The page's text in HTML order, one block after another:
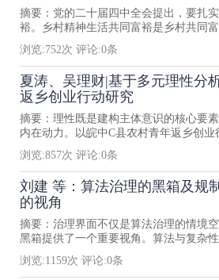
摘要：党的二十届四中全会提出，要扎
裕。乡村精神生活共同富裕是乡村共同
浏览:752次 评论:0条
夏涛、吴理财|基于多元理性分
返乡创业行动研究
摘要：理性既是建构主体意识的核心要
内在动力。以皖中C县农村青年返乡创业
浏览:857次 评论:0条
刘建 等：算法治理的黑箱及规
的视角
摘要：治理界面不仅是算法治理的情境
黑箱提供了一个重要视角。算法与复杂
浏览:1159次 评论:0条